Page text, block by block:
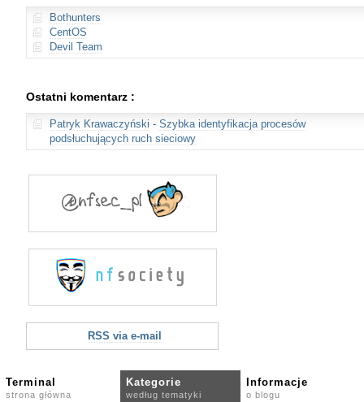
Bothunters
CentOS
Devil Team
Ostatni komentarz :
Patryk Krawaczyński - Szybka identyfikacja procesów
podsłuchujących ruch sieciowy
RSS via e-mail
Terminal
strona główna
Kategorie
według tematyki
Informacje
o blogu